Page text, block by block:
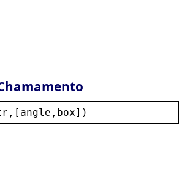
,[ angle , box])